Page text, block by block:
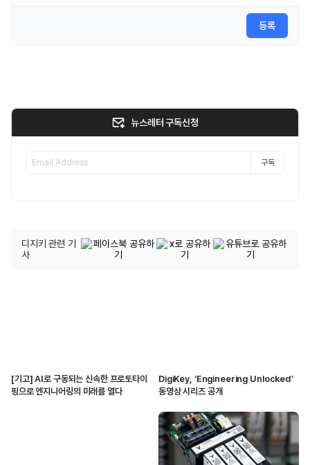
등록
뉴스레터 구독신청
구독
디지키 관련 기
사
[기고] AI로 구동되는 신속한 프로토타이
핑으로 엔지니어링의 미래를 열다
DigiKey, ‘Engineering Unlocked’
동영상 시리즈 공개